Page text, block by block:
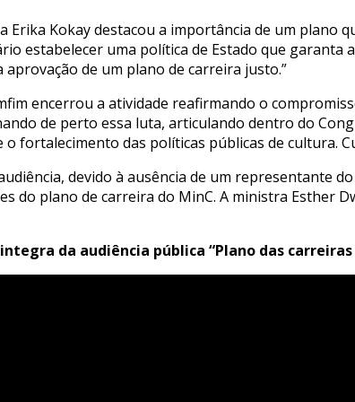
Erika Kokay destacou a importância de um plano
estabelecer uma política de Estado que
aprovação de um plano de carreira justo.”
encerrou a atividade reafirmando o
de perto essa luta, articulando dentro do
o fortalecimento das políticas públicas de cultura.
devido à ausência de um representante
do plano de carreira do MinC. A ministra Esther
da audiência pública “Plano das